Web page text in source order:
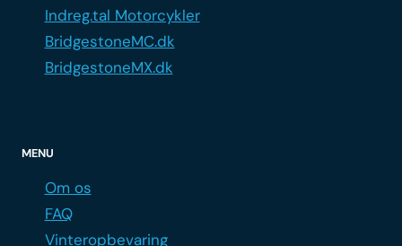
Indreg.tal Motorcykler
BridgestoneMC.dk
BridgestoneMX.dk
MENU
Om os
FAQ
Vinteropbevaring